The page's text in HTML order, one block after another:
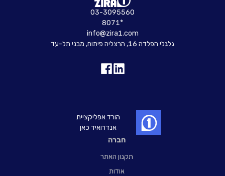
חברה
תקנון האתר
אודות
03-3095560
8071*
info@zira1.com
גלגלי הפלדה 16, הרצליה פיתוח, מבני תל-עד
הורד אפליקציית
אנדרואיד כאן